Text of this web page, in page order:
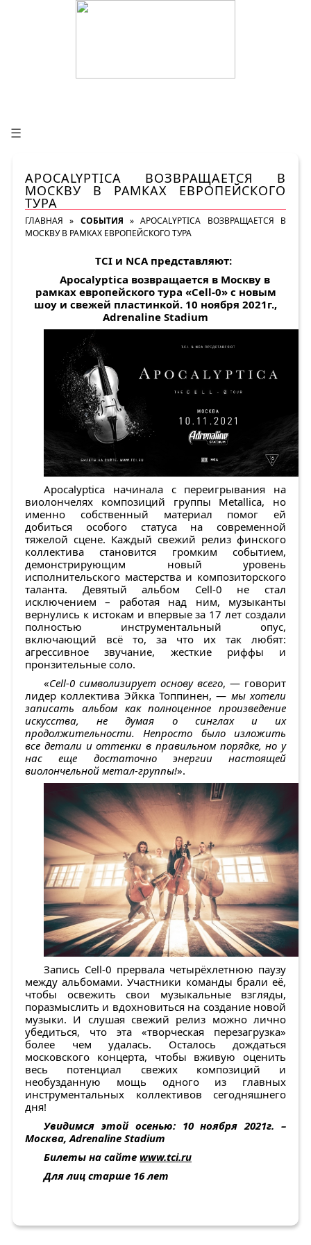
☰
APOCALYPTICA ВОЗВРАЩАЕТСЯ В
МОСКВУ В РАМКАХ ЕВРОПЕЙСКОГО
ТУРА
ГЛАВНАЯ » СОБЫТИЯ »APOCALYPTICA ВОЗВРАЩАЕТСЯ В
МОСКВУ В РАМКАХ ЕВРОПЕЙСКОГО ТУРА
TCI и NCA представляют:
Apocalyptica возвращается в Москву в
рамках европейского тура «Cell-0» с новым
шоу и свежей пластинкой. 10 ноября 2021г.,
Adrenaline Stadium
Apocalyptica начинала с переигрывания на
виолончелях композиций группы Metallica, но
именно собственный материал помог ей
добиться особого статуса на современной
тяжелой сцене. Каждый свежий релиз финского
коллектива становится громким событием,
демонстрирующим новый уровень
исполнительского мастерства и композиторского
таланта. Девятый альбом Cell-0 не стал
исключением – работая над ним, музыканты
вернулись к истокам и впервые за 17 лет создали
полностью инструментальный опус,
включающий всё то, за что их так любят:
агрессивное звучание, жесткие риффы и
пронзительные соло.
«Cell-0 символизирует основу всего, — говорит
лидер коллектива Эйкка Топпинен, — мы хотели
записать альбом как полноценное произведение
искусства, не думая о синглах и их
продолжительности. Непросто было изложить
все детали и оттенки в правильном порядке, но у
нас еще достаточно энергии настоящей
виолончельной метал-группы!».
Запись Cell-0 прервала четырёхлетнюю паузу
между альбомами. Участники команды брали её,
чтобы освежить свои музыкальные взгляды,
поразмыслить и вдохновиться на создание новой
музыки. И слушая свежий релиз можно лично
убедиться, что эта «творческая перезагрузка»
более чем удалась. Осталось дождаться
московского концерта, чтобы вживую оценить
весь потенциал свежих композиций и
необузданную мощь одного из главных
инструментальных коллективов сегодняшнего
дня!
Увидимся этой осенью: 10 ноября 2021г. –
Москва,Adrenaline Stadium
Билеты на сайте www.tci.ru
Для лиц старше 16 лет